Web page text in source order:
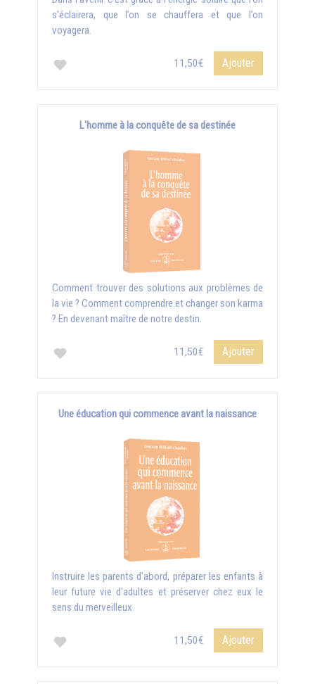
s’éclairera, que l’on se chauffera et que l’on
voyagera.
11,50€ Ajouter
L'homme à la conquête de sa destinée
Comment trouver des solutions aux problèmes de
la vie ? Comment comprendre et changer son karma
? En devenant maître de notre destin.
11,50€ Ajouter
Une éducation qui commence avant la naissance
Instruire les parents d'abord, préparer les enfants à
leur future vie d'adultes et préserver chez eux le
sens du merveilleux.
11,50€ Ajouter